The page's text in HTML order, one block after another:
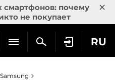
смартфонов: почему
не покупает
×
RU